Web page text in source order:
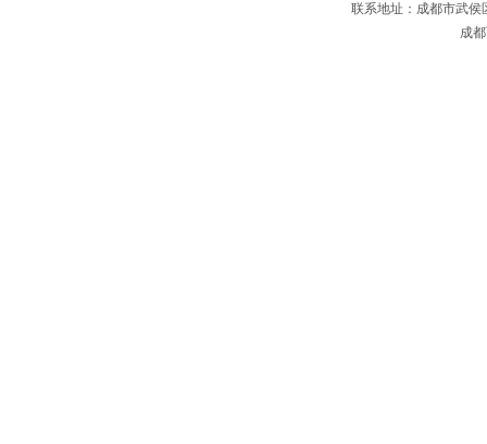
联系地址：成都市武
成